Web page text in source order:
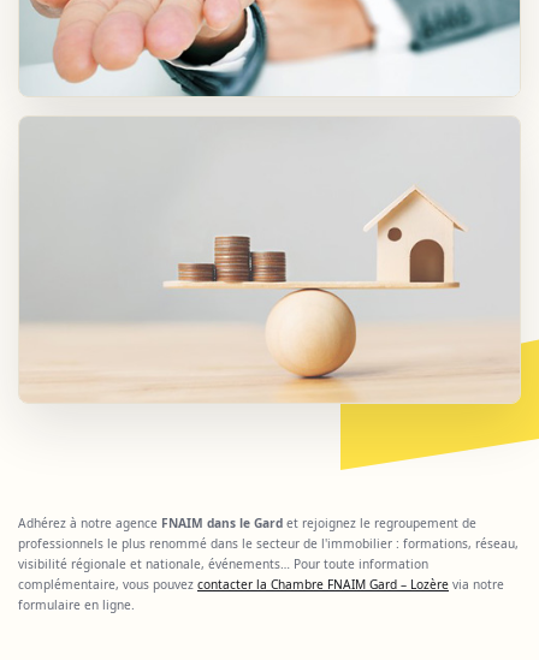
Adhérez à notre agence FNAIM dans le Gard et rejoignez le regroupement de
professionnels le plus renommé dans le secteur de l'immobilier : formations, réseau,
visibilité régionale et nationale, événements… Pour toute information
complémentaire, vous pouvez contacter la Chambre FNAIM Gard – Lozère via notre
formulaire en ligne.